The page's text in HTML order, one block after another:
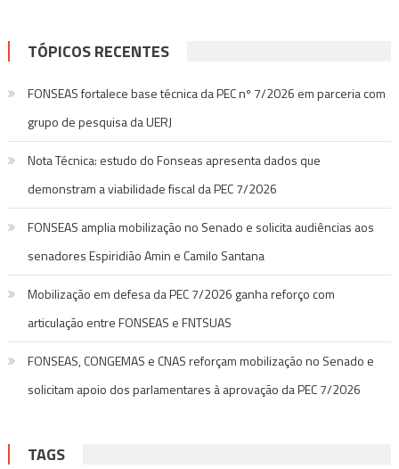
TÓPICOS RECENTES
FONSEAS fortalece base técnica da PEC nº 7/2026 em parceria com
grupo de pesquisa da UERJ
Nota Técnica: estudo do Fonseas apresenta dados que
demonstram a viabilidade fiscal da PEC 7/2026
FONSEAS amplia mobilização no Senado e solicita audiências aos
senadores Espiridião Amin e Camilo Santana
Mobilização em defesa da PEC 7/2026 ganha reforço com
articulação entre FONSEAS e FNTSUAS
FONSEAS, CONGEMAS e CNAS reforçam mobilização no Senado e
solicitam apoio dos parlamentares à aprovação da PEC 7/2026
TAGS